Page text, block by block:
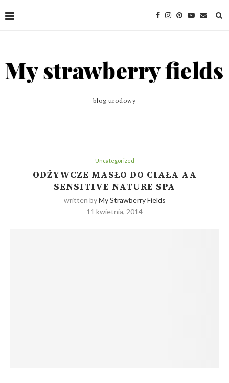
blog urodowy
Uncategorized
ODŻYWCZE MASŁO DO CIAŁA AA
SENSITIVE NATURE SPA
written byMy Strawberry Fields
11 kwietnia, 2014